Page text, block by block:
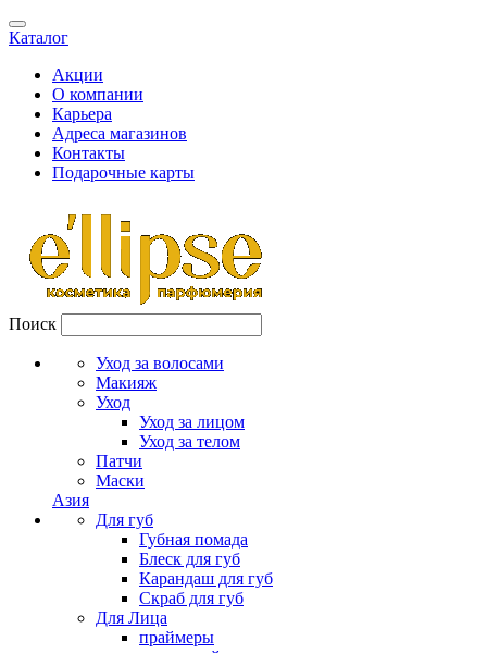
Каталог
Акции
О компании
Карьера
Адреса магазинов
Контакты
Подарочные карты
Поиск
Уход за волосами
Макияж
Уход
Уход за лицом
Уход за телом
Патчи
Маски
Азия
Для губ
Губная помада
Блеск для губ
Карандаш для губ
Скраб для губ
Для Лица
праймеры